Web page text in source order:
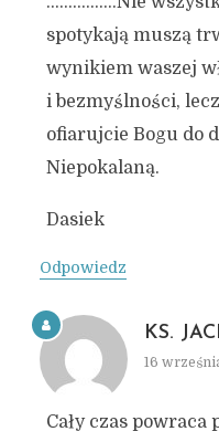
spotykają muszą
wynikiem waszej
i bezmyślności,
ofiarujcie Bogu do
Niepokalaną.
Dasiek
Odpowiedz
KS.
16
Cały czas